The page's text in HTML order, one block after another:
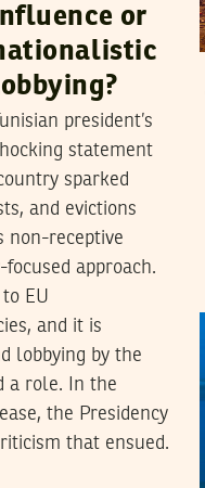
or
Tunisian president’s
statement
sparked
and evictions
non-receptive
approach.
EU
and it is
lobbying by the
a role. In the
the Presidency
that ensued.